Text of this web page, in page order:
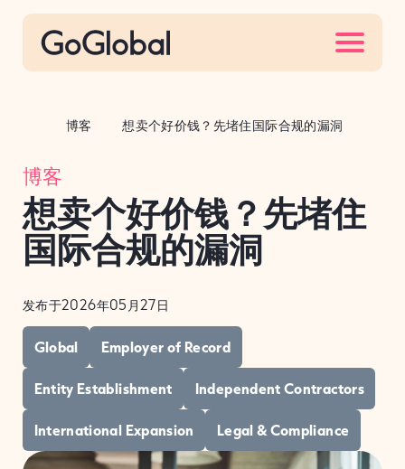
博客 想卖个好价钱？先堵住国际合规的漏洞
博客
想卖个好价钱？先堵住
国际合规的漏洞
发布于2026年05月27日
Global Employer of Record
Entity Establishment Independent Contractors
International Expansion Legal & Compliance